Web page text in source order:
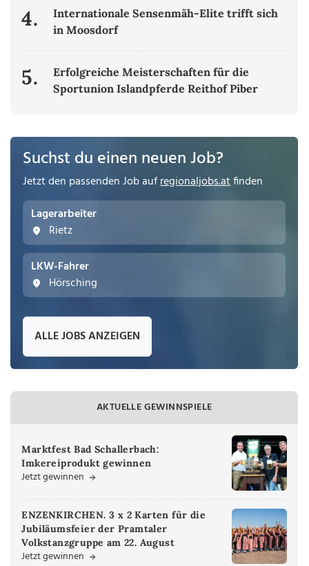
4.
Internationale Sensenmäh-Elite trifft sich
in Moosdorf
5.
Erfolgreiche Meisterschaften für die
Sportunion Islandpferde Reithof Piber
Suchst du einen neuen Job?
Jetzt den passenden Job aufregionaljobs.atfinden
Lagerarbeiter
Rietz
LKW-Fahrer
Hörsching
ALLE JOBS ANZEIGEN
AKTUELLE GEWINNSPIELE
Marktfest Bad Schallerbach:
Imkereiprodukt gewinnen
Jetzt gewinnen
ENZENKIRCHEN. 3 x 2 Karten für die
Jubiläumsfeier der Pramtaler
Volkstanzgruppe am 22. August
Jetzt gewinnen